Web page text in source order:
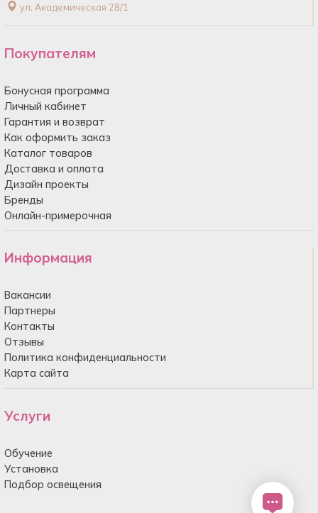
ул. Академическая 28/1
Покупателям
Бонусная программа
Личный кабинет
Гарантия и возврат
Как оформить заказ
Каталог товаров
Доставка и оплата
Дизайн проекты
Бренды
Онлайн-примерочная
Информация
Вакансии
Партнеры
Контакты
Отзывы
Политика конфиденциальности
Карта сайта
Услуги
Обучение
Установка
Подбор освещения